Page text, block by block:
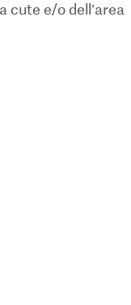
cute e/o dell’area